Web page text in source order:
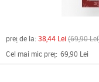
preț de la: 38,44 Lei 69,90 Lei
Cel mai mic preț: 69,90 Lei